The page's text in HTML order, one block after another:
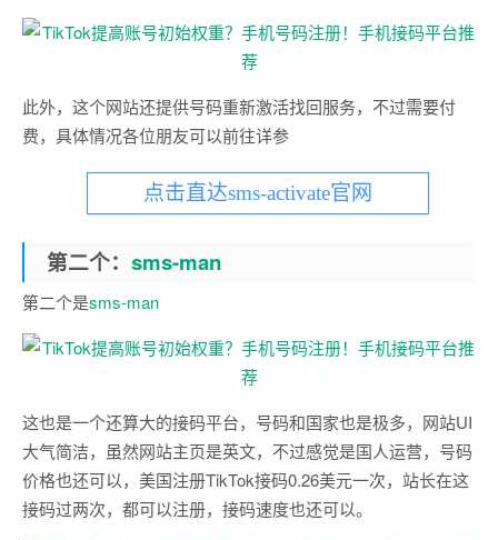
此外，这个网站还提供号码重新激活找回服务，不过需要付
费，具体情况各位朋友可以前往详参
点击直达sms-activate官网
第二个： sms-man
第二个是sms-man
这也是一个还算大的接码平台，号码和国家也是极多，网站UI
大气简洁，虽然网站主页是英文，不过感觉是国人运营，号码
价格也还可以，美国注册TikTok接码0.26美元一次，站长在这
接码过两次，都可以注册，接码速度也还可以。